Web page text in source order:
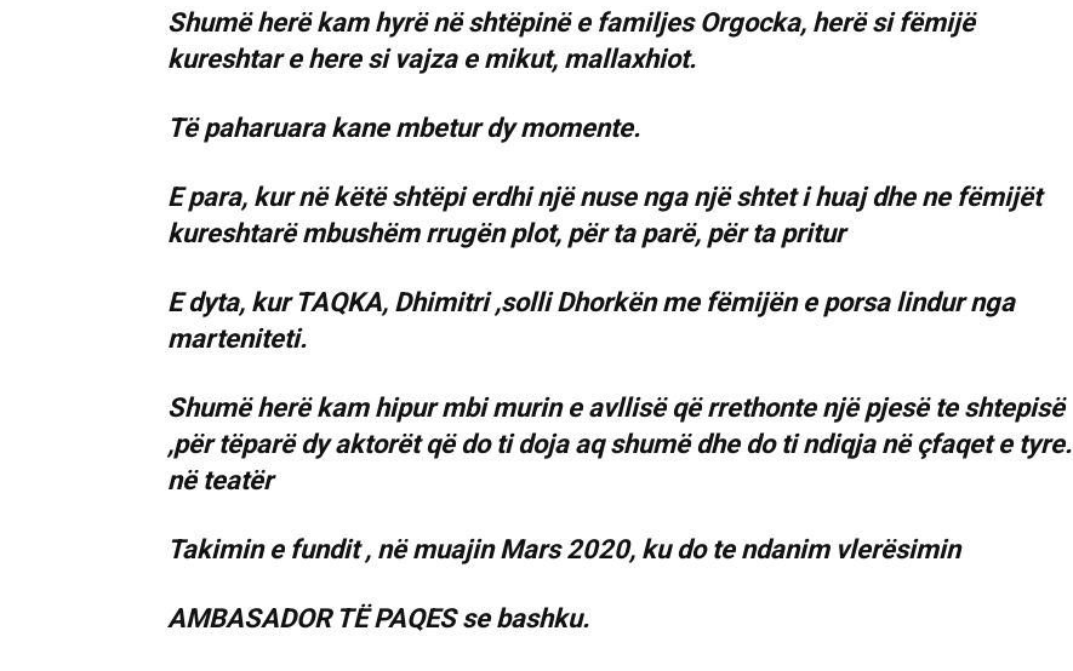
Shumë herë kam hyrë në shtëpinë e familjes Orgocka, herë si fëmijë
kureshtar e here si vajza e mikut, mallaxhiot.
Të paharuara kane mbetur dy momente.
E para, kur në këtë shtëpi erdhi një nuse nga një shtet i huaj dhe ne fëmijët
kureshtarë mbushëm rrugën plot, për ta parë, për ta pritur
E dyta, kur TAQKA, Dhimitri ,solli Dhorkën me fëmijën e porsa lindur nga
marteniteti.
Shumë herë kam hipur mbi murin e avllisë që rrethonte një pjesë te shtepisë
,për tëparë dy aktorët që do ti doja aq shumë dhe do ti ndiqja në çfaqet e tyre.
në teatër
Takimin e fundit , në muajin Mars 2020, ku do te ndanim vlerësimin
AMBASADOR TË PAQES se bashku.